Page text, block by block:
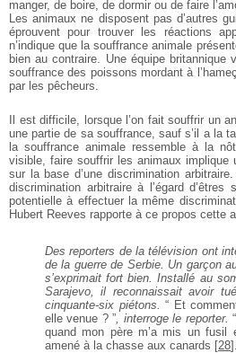
manger, de boire, de dormir ou de faire
Les animaux ne disposent pas d’autres
éprouvent pour trouver les réactions
n’indique que la souffrance animale
bien au contraire. Une équipe britannique
souffrance des poissons mordant à
par les pêcheurs.
Il est difficile, lorsque l’on fait souffrir un
une partie de sa souffrance, sauf s’il a la
la souffrance animale ressemble à la
visible, faire souffrir les animaux implique
sur la base d’une discrimination
discrimination arbitraire à l’égard d’êtres
potentielle à effectuer la même
Hubert Reeves rapporte à ce propos cette
Des reporters de la télévision ont
de la guerre de Serbie. Un garçon
s’exprimait fort bien. Installé au
Sarajevo, il reconnaissait avoir
cinquante-six piétons.
“ Et
elle venue ? ” interroge le reporter.
quand mon père m’a mis un fusil
amené à la chasse aux canards [28]